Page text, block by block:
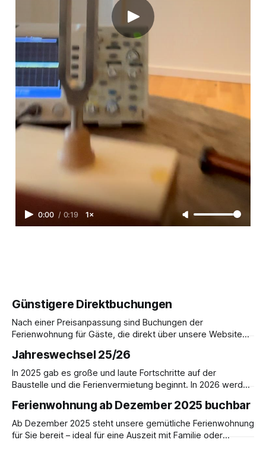
0:00 / 0:19 1×
Günstigere Direktbuchungen
Nach einer Preisanpassung sind Buchungen der
Ferienwohnung für Gäste, die direkt über unsere Website
Ferienwohnung im ehemaligen Forsthaus für bis zu 5
Personen. Preis pro Übernachtung: 180,- € inkl. MwSt.
Buchungen per E-Mail an info@festungshof.de
Jahreswechsel 25/26
In 2025 gab es große und laute Fortschritte auf der
Baustelle und die Ferienvermietung beginnt. In 2026 werden
sodass die ersten Musiker die Klangdomäne mit Musik
erfüllen können. Voraussetzung hierfür ist die Gründung
eines Vereins, der nicht nur für die Übernachtungskosten
Ferienwohnung ab Dezember 2025 buchbar
Ab Dezember 2025 steht unsere gemütliche Ferienwohnung
für Sie bereit – ideal für eine Auszeit mit Familie oder